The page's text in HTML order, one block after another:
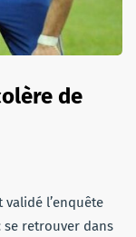
de
l’enquête
retrouver dans